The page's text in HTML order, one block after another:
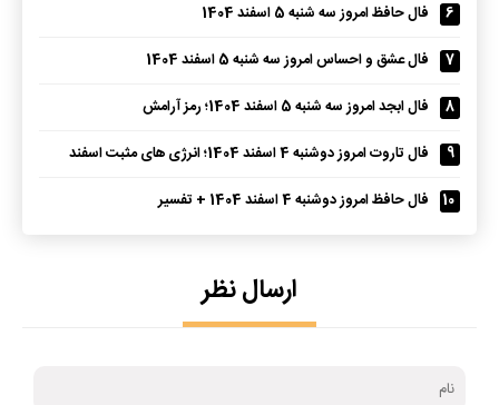
6
فال حافظ امروز سه شنبه 5 اسفند 1404
7
فال عشق و احساس امروز سه شنبه 5 اسفند 1404
8
فال ابجد امروز سه شنبه 5 اسفند 1404؛ رمز آرامش
9
فال تاروت امروز دوشنبه 4 اسفند 1404؛ انرژی های مثبت اسفند
10
فال حافظ امروز دوشنبه 4 اسفند 1404 + تفسیر
ارسال نظر